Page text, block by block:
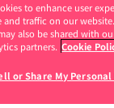
ません。
ください。続きを読
to enhance user
and traffic on our
also be shared with
partners. Cookie
or Share My